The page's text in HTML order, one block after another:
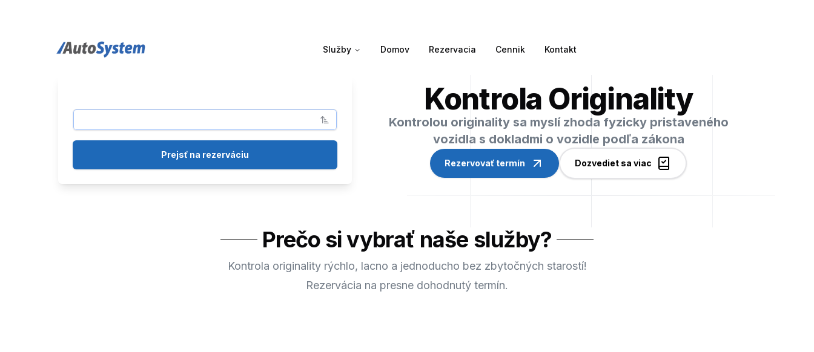
auto-system logo Služby Domov Rezervacia Cennik Kontakt
Prejsť na rezerváciu
Kontrola Originality
Kontrolou originality sa myslí zhoda fyzicky pristaveného
vozidla s dokladmi o vozidle podľa zákona
Rezervovať termín Dozvediet sa viac
Prečo si vybrať naše služby?
Kontrola originality rýchlo, lacno a jednoducho bez zbytočných starostí!
Rezervácia na presne dohodnutý termín.